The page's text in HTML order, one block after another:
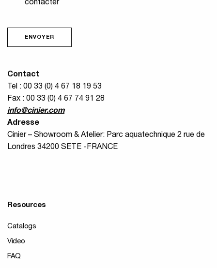
contacter
ENVOYER
Contact
Tel : 00 33 (0) 4 67 18 19 53
Fax : 00 33 (0) 4 67 74 91 28
info@cinier.com
Adresse
Cinier – Showroom & Atelier: Parc aquatechnique 2 rue de
Londres 34200 SETE -FRANCE
Resources
Catalogs
Video
FAQ